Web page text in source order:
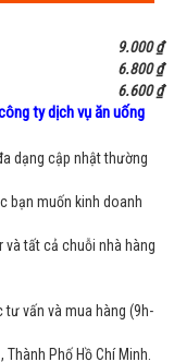
9.000 ₫
6.800 ₫
6.600 ₫
ty dịch vụ ăn uống
dạng cập nhật thường
bạn muốn kinh doanh
tất cả chuỗi nhà hàng
vấn và mua hàng (9h-
Phố Hồ Chí Minh.